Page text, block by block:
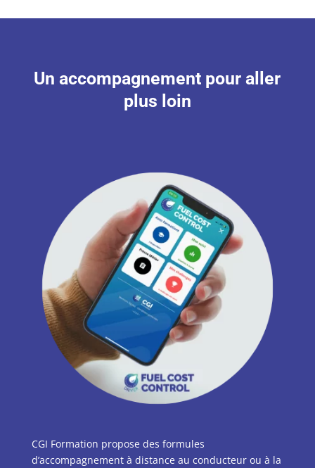
Un accompagnement pour aller
plus loin
CGI Formation propose des formules
d’accompagnement à distance au conducteur ou à la